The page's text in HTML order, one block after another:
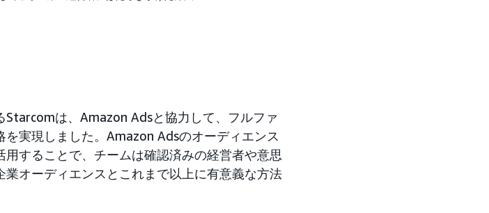
は、Amazon Adsと協力して、フルファ
実現しました。Amazon Adsのオーディエンス
することで、チームは確認済みの経営者や意思
オーディエンスとこれまで以上に有意義な方法